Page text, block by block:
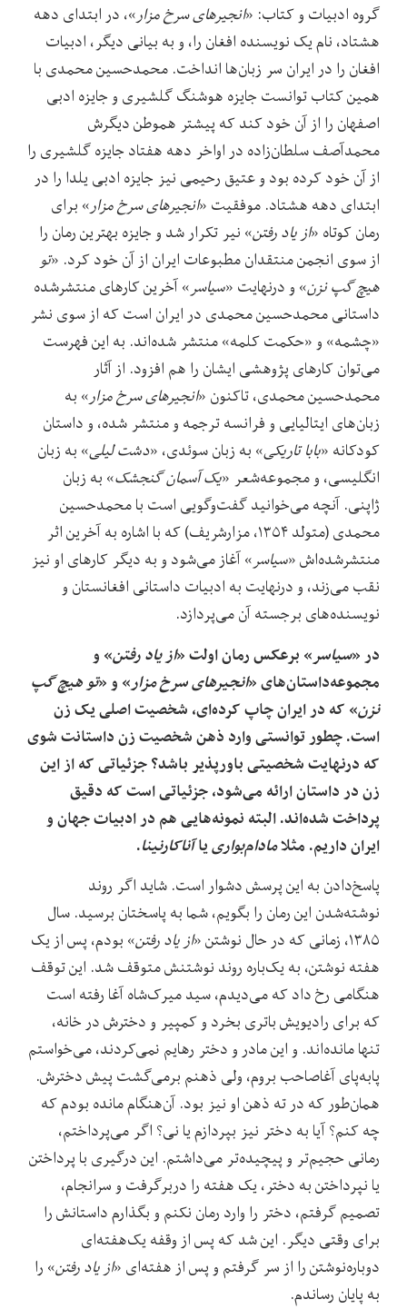
گروه ادبیات و کتاب: «انجیرهای سرخ مزار»، در ابتدای دهه
هشتاد، نام یک نویسنده افغان را، و به بیانی دیگر، ادبیات
افغان را در ایران سر زبان‌ها انداخت. محمدحسین محمدی با
همین کتاب توانست جایزه هوشنگ گلشیری و جایزه ادبی
اصفهان را از آن خود کند که پیشتر هموطن دیگرش
محمدآصف سلطان‌زاده در اواخر دهه هفتاد جایزه گلشیری را
از آن خود کرده بود و عتیق رحیمی نیز جایزه ادبی یلدا را در
ابتدای دهه هشتاد. موفقیت «انجیرهای سرخ مزار» برای
رمان کوتاه «از یاد رفتن» نیر تکرار شد و جایزه بهترین رمان را
از سوی انجمن منتقدان مطبوعات ایران از آن خود کرد. «تو
هیچ گپ نزن» و درنهایت «سیاسر» آخرین کارهای منتشرشده
داستانی محمدحسین محمدی در ایران است که از سوی نشر
«چشمه» و «حکمت کلمه» منتشر شده‌اند. به این فهرست
می‌توان کارهای پژوهشی ایشان را هم افزود. از آثار
محمدحسین محمدی، تاکنون «انجیرهای سرخ مزار» به
زبان‌های ایتالیایی و فرانسه ترجمه و منتشر شده، و داستان
کودکانه «بابا تاریکی» به زبان سوئدی، «دشت لیلی» به زبان
انگلیسی، و مجموعه‌شعر «یک آسمان گنجشک» به زبان
ژاپنی. آنچه می‌خوانید گفت‌وگویی است با محمدحسین
محمدی (متولد ۱۳۵۴، مزارشریف) که با اشاره به آخرین اثر
منتشرشده‌اش «سیاسر» آغاز می‌شود و به دیگر کارهای او نیز
نقب می‌زند، و درنهایت به ادبیات داستانی افغانستان و
نویسنده‌های برجسته آن می‌پردازد.
در«سیاسر» برعکس رمان اولت «از یاد رفتن» و
مجموعه‌داستان‌های «انجیرهای سرخ مزار» و «تو هیچ گپ
نزن» که در ایران چاپ کرده‌ای، شخصیت اصلی یک زن
است. چطور توانستی وارد ذهن شخصیت زن داستانت شوی
که درنهایت شخصیتی باورپذیر باشد؟ جزئیاتی که از این
زن در داستان ارائه می‌شود، جزئیاتی است که دقیق
پرداخت شده‌اند. البته نمونه‌هایی هم در ادبیات جهان و
ایران داریم. مثلامادام‌بوارییاآناکارنینا.
پاسخ‌دادن به این پرسش‌ دشوار است. شاید اگر روند‌
نوشته‌شدن این رمان را بگویم، شما به پاسختان برسید. سال
۱۳۸۵، زمانی که در حال نوشتن «
از یاد رفتن» بودم، پس از یک
هفته نوشتن، به یک‌باره روند نوشتنش متوقف شد. این توقف
هنگامی رخ داد که می‌دیدم، سید میرک‌شاه آغا رفته است
که برای رادیویش باتری بخرد و کمپیر و دخترش در خانه،
تنها مانده‌اند. و این مادر و دختر رهایم نمی‌کردند، می‌خواستم
پابه‌پای آغاصاحب بروم، ولی ذهنم برمی‌گشت پیش دخترش.
همان‌طور که در ته ذهن او نیز بود. آن‌هنگام مانده بودم که
چه کنم؟ آیا به دختر نیز بپردازم یا نی؟ اگر می‌پرداختم،
رمانی حجیم‌تر و پیچیده‌تر می‌داشتم. این درگیری با پرداختن
یا نپرداختن به دختر، یک هفته را دربرگرفت و سرانجام،
تصمیم گرفتم، دختر را وارد رمان نکنم و بگذارم داستانش را
برای وقتی دیگر. این شد که پس از وقفه‌ یک‌هفته‌‌‌ای
دوباره‌نوشتن را از سر گرفتم و پس از هفته‌ای «از یاد رفتن» را
به پایان رساندم.